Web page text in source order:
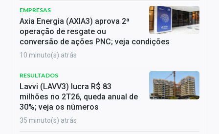
EMPRESAS
Axia Energia (AXIA3) aprova 2ª
operação de resgate ou
conversão de ações PNC; veja condições
10 minuto(s) atrás
RESULTADOS
Lavvi (LAVV3) lucra R$ 83
milhões no 2T26, queda anual de
30%; veja os números
35 minuto(s) atrás